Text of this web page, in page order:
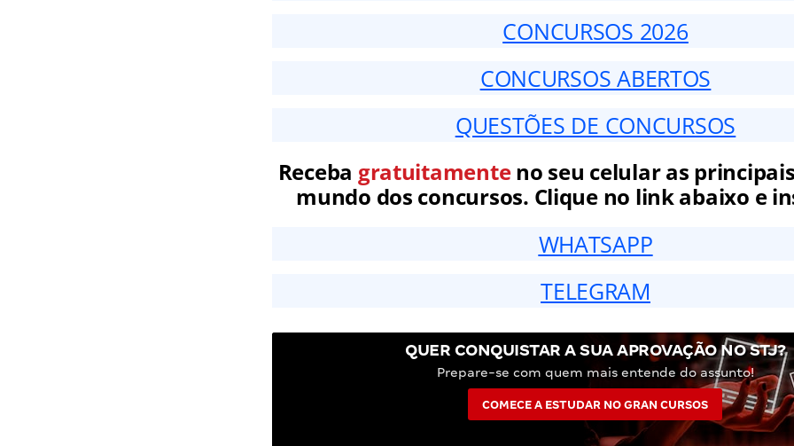
CONCURSOS 2026
CONCURSOS ABERTOS
QUESTÕES DE CONCURSOS
Receba gratuitamenteno seu celular as
mundo dos concursos. Clique no link abaixo e
WHATSAPP
TELEGRAM
QUER CONQUISTAR A SUA APROVAÇÃO NO STJ?
Prepare-se com quem mais entende do assunto!
COMECE A ESTUDAR NO GRAN CURSOS